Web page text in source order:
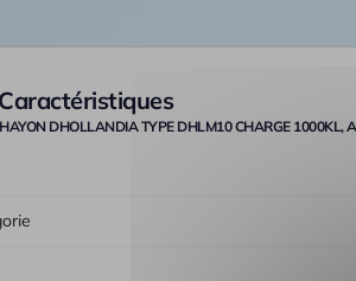
Caractéristiques
HAYON DHOLLANDIA TYPE DHLM10 CHARGE 1000KL,